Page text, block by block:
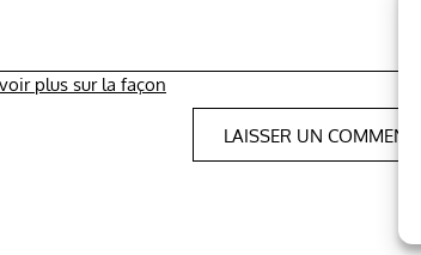
plus sur la façon